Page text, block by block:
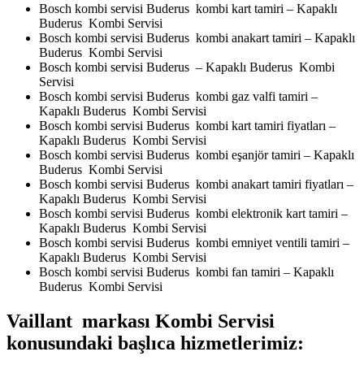
Bosch kombi servisi Buderus kombi kart tamiri – Kapaklı
Buderus Kombi Servisi
Bosch kombi servisi Buderus kombi anakart tamiri – Kapaklı
Buderus Kombi Servisi
Bosch kombi servisi Buderus – Kapaklı Buderus Kombi
Servisi
Bosch kombi servisi Buderus kombi gaz valfi tamiri –
Kapaklı Buderus Kombi Servisi
Bosch kombi servisi Buderus kombi kart tamiri fiyatları –
Kapaklı Buderus Kombi Servisi
Bosch kombi servisi Buderus kombi eşanjör tamiri – Kapaklı
Buderus Kombi Servisi
Bosch kombi servisi Buderus kombi anakart tamiri fiyatları –
Kapaklı Buderus Kombi Servisi
Bosch kombi servisi Buderus kombi elektronik kart tamiri –
Kapaklı Buderus Kombi Servisi
Bosch kombi servisi Buderus kombi emniyet ventili tamiri –
Kapaklı Buderus Kombi Servisi
Bosch kombi servisi Buderus kombi fan tamiri – Kapaklı
Buderus Kombi Servisi
Vaillant markası Kombi Servisi
konusundaki başlıca hizmetlerimiz: